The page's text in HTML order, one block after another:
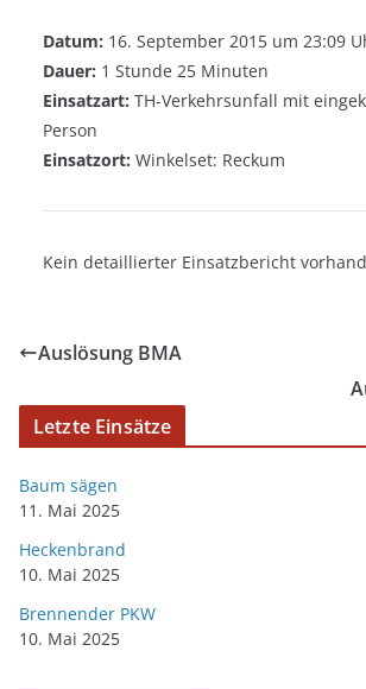
Datum: 16. September 2015 um 23:09
Dauer: 1 Stunde 25 Minuten
Einsatzart: TH-Verkehrsunfall mit
Person
Einsatzort: Winkelset: Reckum
Kein detaillierter Einsatzbericht
Auslösung BMA
Letzte Einsätze
Baum sägen
11. Mai 2025
Heckenbrand
10. Mai 2025
Brennender PKW
10. Mai 2025